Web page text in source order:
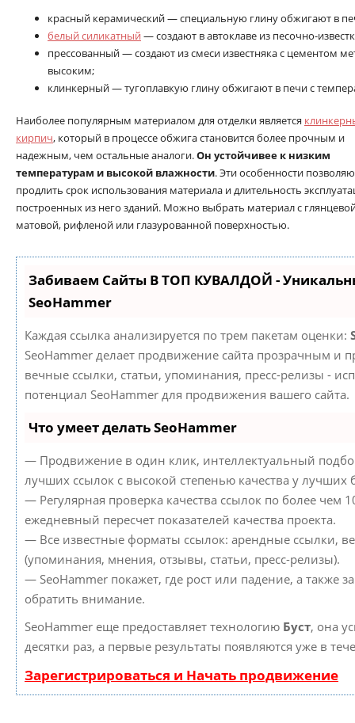
красный керамический — специальную глину обжигают в
белый силикатный — создают в автоклаве из песочно-
прессованный — создают из смеси известняка с цементом
высоким;
клинкерный — тугоплавкую глину обжигают в печи с
Наиболее популярным материалом для отделки является
кирпич, который в процессе обжига становится более прочным и
надежным, чем остальные аналоги.Он устойчивее к низким
температурам и высокой влажности. Эти особенности
продлить срок использования материала и длительность
построенных из него зданий. Можно выбрать материал с
матовой, рифленой или глазурованной поверхностью.
Забиваем Сайты В ТОП КУВАЛДОЙ -
SeoHammer
Каждая ссылка анализируется по трем пакетам оценки:
SeoHammer делает продвижение сайта прозрачным и
вечные ссылки, статьи, упоминания, пресс-релизы -
потенциал SeoHammer для продвижения вашего сайта.
Что умеет делать SeoHammer
— Продвижение в один клик, интеллектуальный
лучших ссылок с высокой степенью качества у лучших
— Регулярная проверка качества ссылок по более чем
ежедневный пересчет показателей качества проекта.
— Все известные форматы ссылок: арендные ссылки,
(упоминания, мнения, отзывы, статьи, пресс-релизы).
— SeoHammer покажет, где рост или падение, а также
обратить внимание.
SeoHammer еще предоставляет технологию Буст, она
десятки раз, а первые результаты появляются уже в
Зарегистрироваться и Начать продвижение